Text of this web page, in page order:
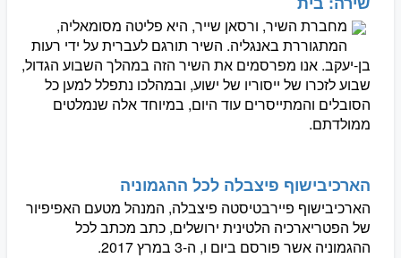
מחברת השיר, ורסאן שייר, היא פליטה מסומאליה,
המתגוררת באנגליה. השיר תורגם לעברית על ידי רעות
בן-יעקב. אנו מפרסמים את השיר הזה במהלך השבוע הגדול,
שבוע לזכרו של ייסוריו של ישוע, ובמהלכו נתפלל למען כל
הסובלים והמתייסרים עוד היום, במיוחד אלה שנמלטים
ממולדתם.
הארכיבישוף פיצבלה לכל ההגמוניה
הארכיבישוף פיירבטיסטה פיצבלה, המנהל מטעם האפיפיור
של הפטריארכיה הלטינית ירושלים, כתב מכתב לכל
ההגמוניה אשר פורסם ביום ו, ה-3 במרץ 2017.